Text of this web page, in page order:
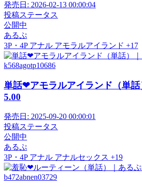
発売日: 2026-02-13 00:00:04
投稿ステータス
公開中
あるぷ
3P・4P アナル アモラルアイランド +17
k568agotp10686
単話❤アモラルアイランド（単
5.00
発売日: 2025-09-20 00:00:01
投稿ステータス
公開中
あるぷ
3P・4P アナル アナルセックス +19
b472abnen03729